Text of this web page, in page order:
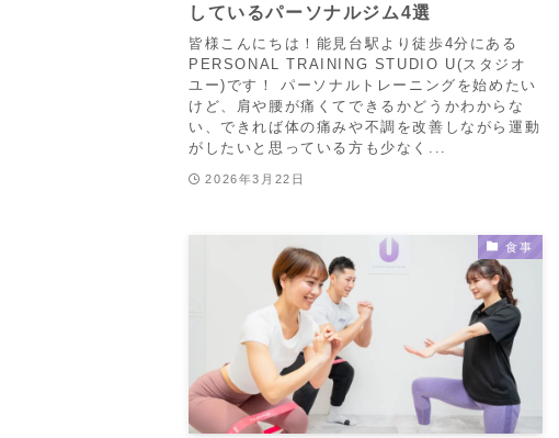
しているパーソナルジム4選
皆様こんにちは！能見台駅より徒歩4分にある
PERSONAL TRAINING STUDIO U(スタジオ
ユー)です！ パーソナルトレーニングを始めたい
けど、肩や腰が痛くてできるかどうかわからな
い、できれば体の痛みや不調を改善しながら運動
がしたいと思っている方も少なく...
2026年3月22日
食事